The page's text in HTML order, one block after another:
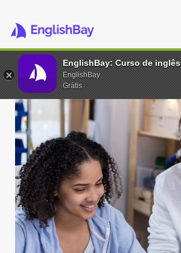
EnglishBay: Curso de inglês
EnglishBay
Grátis